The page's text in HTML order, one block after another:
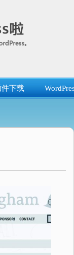
件下载